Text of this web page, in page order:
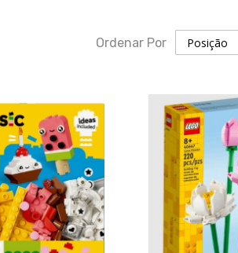
Ordenar Por